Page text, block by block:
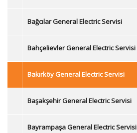
Bağcılar General Electric Servisi
Bahçelievler General Electric Servisi
Bakırköy General Electric Servisi
Başakşehir General Electric Servisi
Bayrampaşa General Electric Servisi